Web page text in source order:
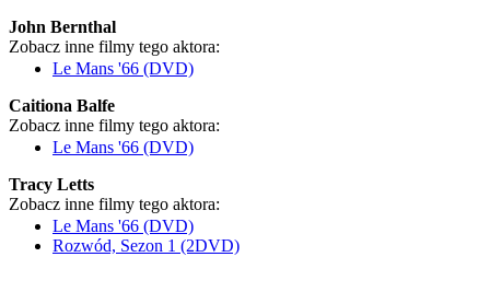
John Bernthal
Zobacz inne filmy tego aktora:
Le Mans '66 (DVD)
Caitiona Balfe
Zobacz inne filmy tego aktora:
Le Mans '66 (DVD)
Tracy Letts
Zobacz inne filmy tego aktora:
Le Mans '66 (DVD)
Rozwód, Sezon 1 (2DVD)